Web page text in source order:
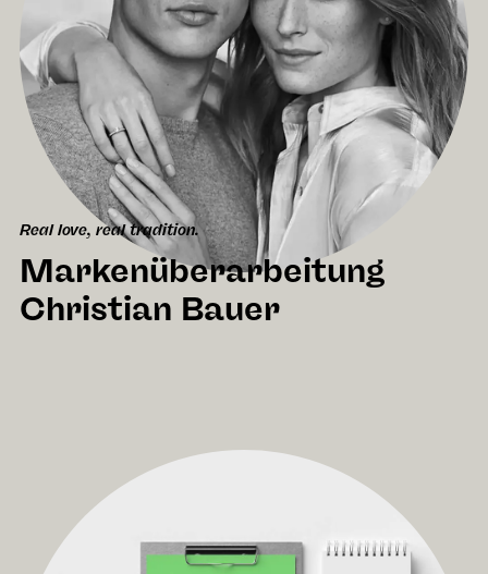
Real love, real tradition.
Markenüberarbeitung
Christian Bauer